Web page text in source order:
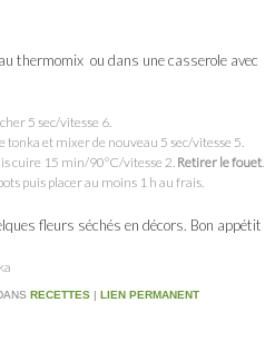
thermomix ou dans une casserole avec
5 sec/vitesse 6.
tonka et mixer de nouveau 5 sec/vitesse 5.
cuire 15 min/90°C/vitesse 2. Retirer le fouet.
puis placer au moins 1 h au frais.
fleurs séchés en décors. Bon appétit
RECETTES | LIEN PERMANENT